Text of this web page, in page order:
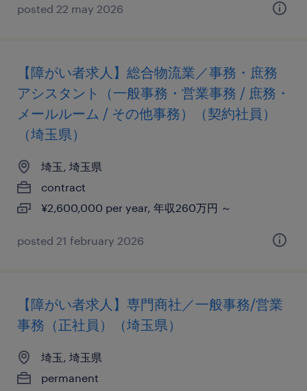
posted 22 may 2026
【障がい者求人】総合物流業／事務・庶務
アシスタント（一般事務・営業事務 / 庶務・
メールルーム / その他事務）（契約社員）
（埼玉県）
埼玉, 埼玉県
contract
¥2,600,000 per year, 年収260万円 ～
posted 21 february 2026
【障がい者求人】専門商社／一般事務/営業
事務（正社員）（埼玉県）
埼玉, 埼玉県
permanent